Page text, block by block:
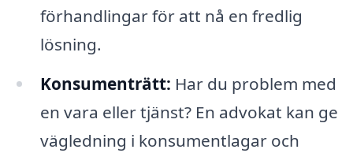
förhandlingar för att nå en fredlig
lösning.
Konsumenträtt: Har du problem med
en vara eller tjänst? En advokat kan ge
vägledning i konsumentlagar och